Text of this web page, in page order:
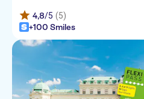
4,8/5 (5)
+100 Smiles